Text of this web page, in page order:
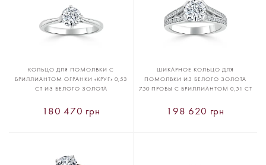
КОЛЬЦО ДЛЯ ПОМОЛВКИ С
БРИЛЛИАНТОМ ОГРАНКИ «КРУГ» 0,53
CT ИЗ БЕЛОГО ЗОЛОТА
180 470 грн
ШИКАРНОЕ КОЛЬЦО ДЛЯ
ПОМОЛВКИ ИЗ БЕЛОГО ЗОЛОТА
750 ПРОБЫ С БРИЛЛИАНТОМ 0,51 CT
198 620 грн